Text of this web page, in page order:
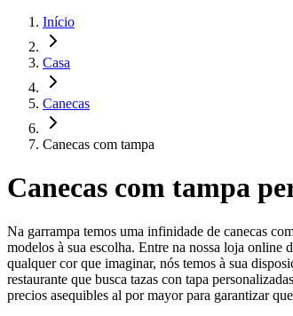
Início
Casa
Canecas
Canecas com tampa
Canecas com tampa
Na garrampa temos uma infinidade de canecas
modelos à sua escolha. Entre na nossa loja online
qualquer cor que imaginar, nós temos à sua
restaurante que busca tazas con tapa
precios asequibles al por mayor para garantizar